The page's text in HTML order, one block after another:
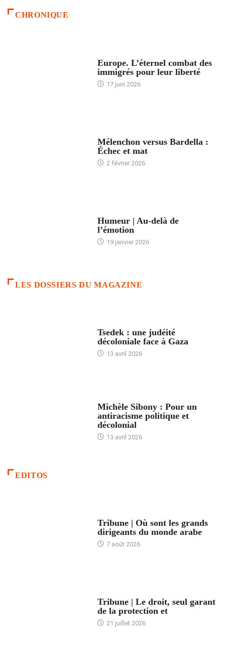
CHRONIQUE
Europe. L’éternel combat des
immigrés pour leur liberté
17 juin 2026
Mélenchon versus Bardella :
Échec et mat
2 février 2026
Humeur | Au-delà de
l’émotion
19 janvier 2026
LES DOSSIERS DU MAGAZINE
Tsedek : une judéité
décoloniale face à Gaza
13 avril 2026
Michèle Sibony : Pour un
antiracisme politique et
décolonial
13 avril 2026
EDITOS
Tribune | Où sont les grands
dirigeants du monde arabe
7 août 2026
Tribune | Le droit, seul garant
de la protection et
21 juillet 2026